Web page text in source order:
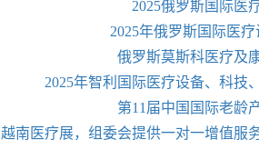
2025俄罗斯国际医
2025年俄罗斯国际医
俄罗斯莫斯科医疗及
2025年智利国际医疗设备、科技
第11届中国国际老龄
越南医疗展，组委会提供一对一增值服